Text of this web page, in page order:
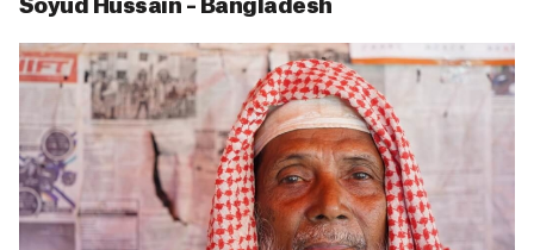
Soyud Hussain – Bangladesh